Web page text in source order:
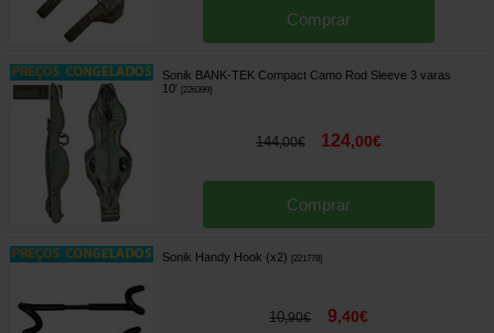
Comprar
Sonik BANK-TEK Compact Camo Rod Sleeve 3 varas
10'
226399]
144,00€ 124,00€
Comprar
Sonik Handy Hook (x2) 221778]
10,90€ 9,40€